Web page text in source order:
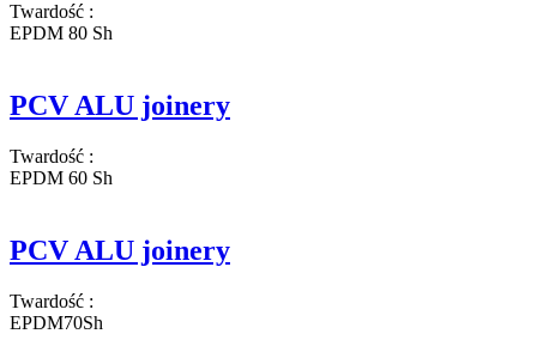
Twardość :
EPDM 80 Sh
PCV ALU joinery
Twardość :
EPDM 60 Sh
PCV ALU joinery
Twardość :
EPDM70Sh